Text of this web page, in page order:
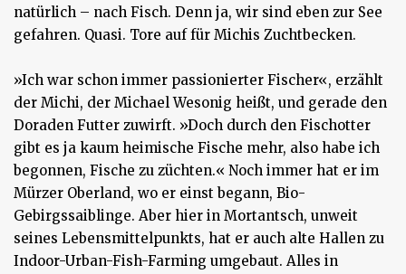
natürlich – nach Fisch. Denn ja, wir sind eben zur See
gefahren. Quasi. Tore auf für Michis Zuchtbecken.
»Ich war schon immer passionierter Fischer«, erzählt
der Michi, der Michael Wesonig heißt, und gerade den
Doraden Futter zuwirft. »Doch durch den Fischotter
gibt es ja kaum heimische Fische mehr, also habe ich
begonnen, Fische zu züchten.« Noch immer hat er im
Mürzer Oberland, wo er einst begann, Bio-
Gebirgssaiblinge. Aber hier in Mortantsch, unweit
seines Lebensmittelpunkts, hat er auch alte Hallen zu
Indoor-Urban-Fish-Farming umgebaut. Alles in